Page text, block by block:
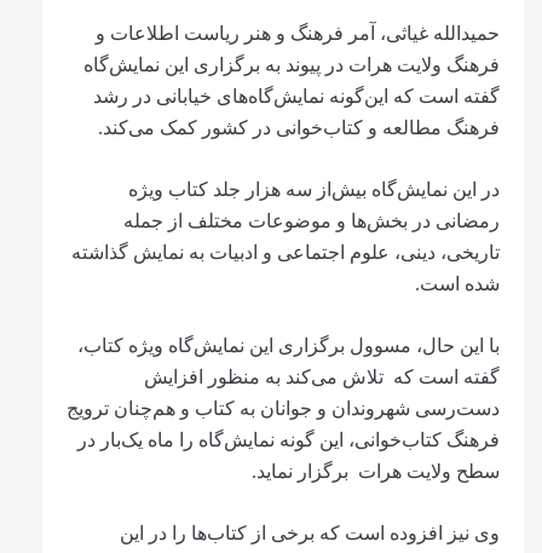
حمیدالله غیاثی، آمر فرهنگ و هنر ریاست اطلاعات و
فرهنگ ولایت هرات در پیوند به برگزاری این نمایش‌گاه
گفته است که این‌گونه نمایش‌گاه‌های خیابانی در رشد
فرهنگ مطالعه و کتاب‌خوانی در کشور کمک می‌کند.
در این نمایش‌گاه بیش‌از سه هزار جلد کتاب ویژه
رمضانی در بخش‌ها و موضوعات مختلف از جمله
تاریخی، دینی، علوم اجتماعی و ادبیات به نمایش گذاشته
شده است.
با این حال، مسوول برگزاری این نمایش‌گاه ویژه کتاب،
گفته است که تلاش می‌کند به منظور افزایش
دست‌رسی شهروندان و جوانان به کتاب و هم‌چنان ترویج
فرهنگ کتاب‌خوانی، این گونه نمایش‌گاه را ماه یک‌بار در
سطح ولایت هرات برگزار نماید.
وی نیز افزوده است که برخی از کتاب‌ها را در این